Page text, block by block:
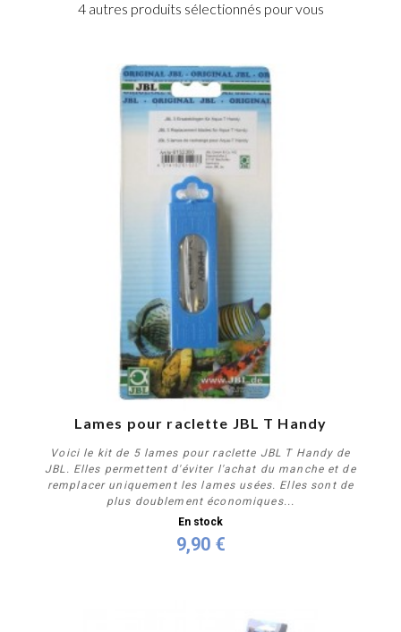
4 autres produits sélectionnés pour vous
Lames pour raclette JBL T Handy
Voici le kit de 5 lames pour raclette JBL T Handy de
JBL. Elles permettent d'éviter l'achat du manche et de
remplacer uniquement les lames usées. Elles sont de
plus doublement économiques...
En stock
9,90 €